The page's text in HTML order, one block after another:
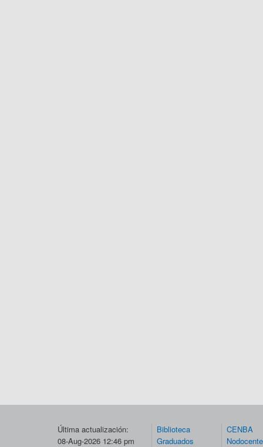
Última actualización:
08-Aug-2026 12:46 pm
Biblioteca
Graduados
CENBA